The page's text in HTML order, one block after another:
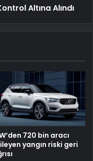
Altına Alındı
720 bin aracı
yangın riski geri